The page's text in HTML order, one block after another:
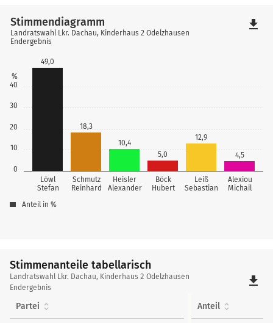
0
10
20
30
40
%
Löwl
Stefan
Schmutz
Reinhard
Heisler
Alexander
Böck
Hubert
Leiß
Sebastian
Alexiou
Michail
49,0
18,3
10,4
5,0
12,9
4,5
Stimmendiagramm
Landratswahl Lkr. Dachau, Kinderhaus 2 Odelzhausen
Endergebnis
Anteil in %
file_download
Stimmenanteile tabellarisch
Stimmenanteile
tabellarisch
Landratswahl Lkr. Dachau, Kinderhaus 2 Odelzhausen
Endergebnis
file_download
Partei Anteil